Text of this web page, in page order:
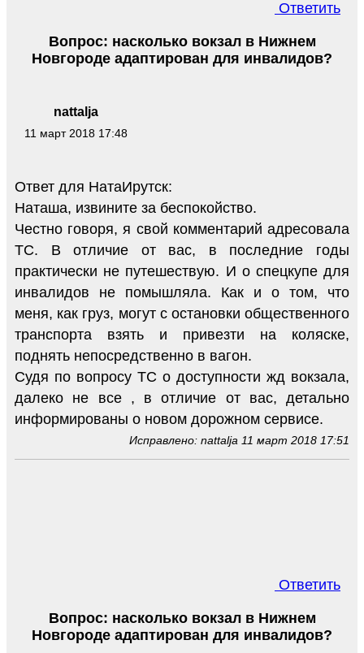
Ответить
nattalja
11 март 2018 17:48
Вопрос: насколько вокзал в Нижнем
Новгороде адаптирован для инвалидов?
Ответ для НатаИрутск:
Наташа, извините за беспокойство.
Честно говоря, я свой комментарий адресовала
ТС. В отличие от вас, в последние годы
практически не путешествую. И о спецкупе для
инвалидов не помышляла. Как и о том, что
меня, как груз, могут с остановки общественного
транспорта взять и привезти на коляске,
поднять непосредственно в вагон.
Судя по вопросу ТС о доступности жд вокзала,
далеко не все , в отличие от вас, детально
информированы о новом дорожном сервисе.
Исправлено: nattalja 11 март 2018 17:51
Ответить
Вопрос: насколько вокзал в Нижнем
Новгороде адаптирован для инвалидов?